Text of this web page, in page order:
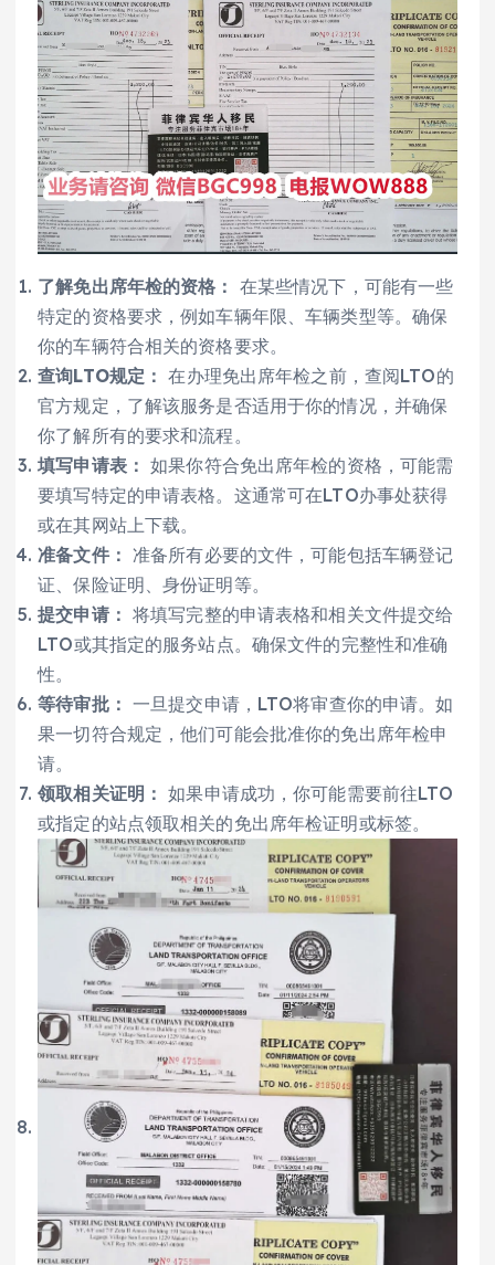
了解免出席年检的资格： 在某些情况下，可能有一些
特定的资格要求，例如车辆年限、车辆类型等。确保
你的车辆符合相关的资格要求。
查询LTO规定： 在办理免出席年检之前，查阅LTO的
官方规定，了解该服务是否适用于你的情况，并确保
你了解所有的要求和流程。
填写申请表： 如果你符合免出席年检的资格，可能需
要填写特定的申请表格。这通常可在LTO办事处获得
或在其网站上下载。
准备文件： 准备所有必要的文件，可能包括车辆登记
证、保险证明、身份证明等。
提交申请： 将填写完整的申请表格和相关文件提交给
LTO或其指定的服务站点。确保文件的完整性和准确
性。
等待审批： 一旦提交申请，LTO将审查你的申请。如
果一切符合规定，他们可能会批准你的免出席年检申
请。
领取相关证明： 如果申请成功，你可能需要前往LTO
或指定的站点领取相关的免出席年检证明或标签。